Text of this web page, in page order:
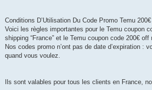
Conditions D’Utilisation Du Code Promo Temu
Voici les règles importantes pour le Temu coupon
shipping “France” et le Temu coupon code 200€ off
Nos codes promo n’ont pas de date d’expiration :
quand vous voulez.
Ils sont valables pour tous les clients en France,